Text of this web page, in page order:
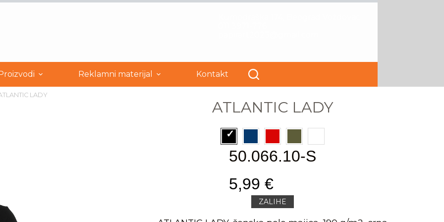
Reklamni materijal Kontakt
LADY
ATLANTIC LADY
50.066.10-S
5,99 €
ZALIHE